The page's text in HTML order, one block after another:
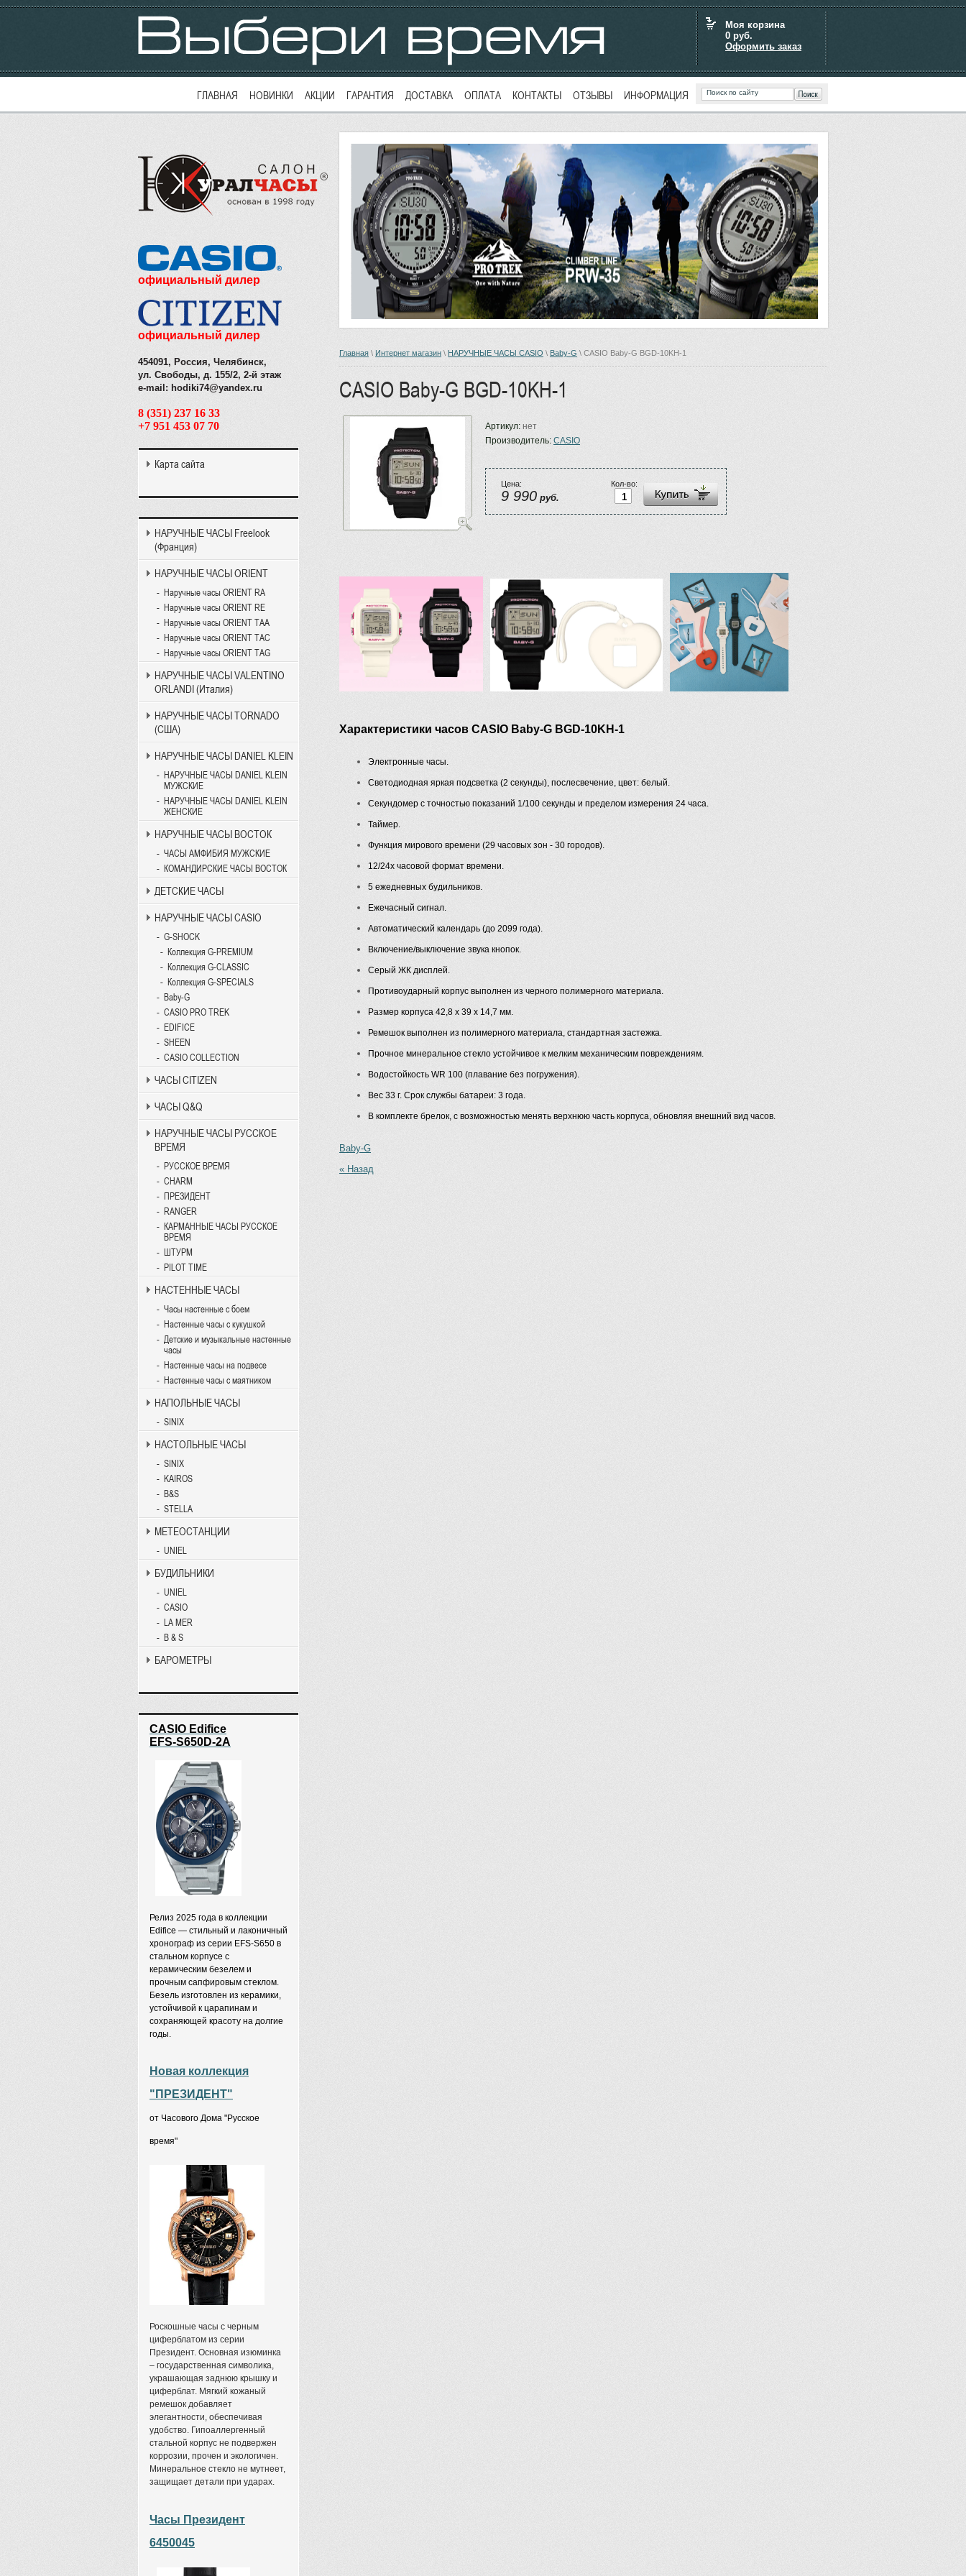
Моя корзина
0 руб.
Оформить заказ
ГЛАВНАЯ НОВИНКИ АКЦИИ ГАРАНТИЯ ДОСТАВКА ОПЛАТА КОНТАКТЫ ОТЗЫВЫ ИНФОРМАЦИЯ
Главная \ Интернет магазин \ НАРУЧНЫЕ ЧАСЫ CASIO \ Baby-G \ CASIO Baby-G BGD-10KH-1
CASIO Baby-G BGD-10KH-1
Артикул: нет
Производитель: CASIO
Кол-во:
Цена:
9 990 руб.
Характеристики часов CASIO Baby-G BGD-10KH-1
Электронные часы.
Светодиодная яркая подсветка (2 секунды), послесвечение, цвет: белый.
Секундомер с точностью показаний 1/100 секунды и пределом измерения 24 часа.
Таймер.
Функция мирового времени (29 часовых зон - 30 городов).
12/24х часовой формат времени.
5 ежедневных будильников.
Ежечасный сигнал.
Автоматический календарь (до 2099 года).
Включение/выключение звука кнопок.
Серый ЖК дисплей.
Противоударный корпус выполнен из черного полимерного материала.
Размер корпуса 42,8 x 39 x 14,7 мм.
Ремешок выполнен из полимерного материала, стандартная застежка.
Прочное минеральное стекло устойчивое к мелким механическим повреждениям.
Водостойкость WR 100 (плавание без погружения).
Вес 33 г. Срок службы батареи: 3 года.
В комплекте брелок, с возможностью менять верхнюю часть корпуса, обновляя внешний вид часов.
Baby-G
« Назад
официальный дилер
официальный дилер
454091, Россия, Челябинск,
ул. Свободы, д. 155/2, 2-й этаж
e-mail: hodiki74@yandex.ru
8 (351) 237 16 33
+7 951 453 07 70
Карта сайта
НАРУЧНЫЕ ЧАСЫ Freelook
(Франция)
НАРУЧНЫЕ ЧАСЫ ORIENT
Наручные часы ORIENT RA
Наручные часы ORIENT RE
Наручные часы ORIENT TAA
Наручные часы ORIENT TAC
Наручные часы ORIENT TAG
НАРУЧНЫЕ ЧАСЫ VALENTINO
ORLANDI (Италия)
НАРУЧНЫЕ ЧАСЫ TORNADO
(США)
НАРУЧНЫЕ ЧАСЫ DANIEL KLEIN
НАРУЧНЫЕ ЧАСЫ DANIEL KLEIN
МУЖСКИЕ
НАРУЧНЫЕ ЧАСЫ DANIEL KLEIN
ЖЕНСКИЕ
НАРУЧНЫЕ ЧАСЫ ВОСТОК
ЧАСЫ АМФИБИЯ МУЖСКИЕ
КОМАНДИРСКИЕ ЧАСЫ ВОСТОК
ДЕТСКИЕ ЧАСЫ
НАРУЧНЫЕ ЧАСЫ CASIO
G-SHOCK
Коллекция G-PREMIUM
Коллекция G-CLASSIC
Коллекция G-SPECIALS
Baby-G
CASIO PRO TREK
EDIFICE
SHEEN
CASIO COLLECTION
ЧАСЫ CITIZEN
ЧАСЫ Q&Q
НАРУЧНЫЕ ЧАСЫ РУССКОЕ
ВРЕМЯ
РУССКОЕ ВРЕМЯ
CHARM
ПРЕЗИДЕНТ
RANGER
КАРМАННЫЕ ЧАСЫ РУССКОЕ
ВРЕМЯ
ШТУРМ
PILOT TIME
НАСТЕННЫЕ ЧАСЫ
Часы настенные с боем
Настенные часы с кукушкой
Детские и музыкальные настенные
часы
Настенные часы на подвесе
Настенные часы с маятником
НАПОЛЬНЫЕ ЧАСЫ
SINIX
НАСТОЛЬНЫЕ ЧАСЫ
SINIX
KAIROS
B&S
STELLA
МЕТЕОСТАНЦИИ
UNIEL
БУДИЛЬНИКИ
UNIEL
CASIO
LA MER
B & S
БАРОМЕТРЫ
CASIO Edifice
EFS-S650D-2A
Релиз 2025 года в коллекции
Edifice — стильный и лаконичный
хронограф из серии EFS-S650 в
стальном корпусе с
керамическим безелем и
прочным сапфировым стеклом.
Безель изготовлен из керамики,
устойчивой к царапинам и
сохраняющей красоту на долгие
годы.
Новая коллекция
"ПРЕЗИДЕНТ"
от Часового Дома "Русское
время"
Роскошные часы с черным
циферблатом из серии
Президент. Основная изюминка
– государственная символика,
украшающая заднюю крышку и
циферблат. Мягкий кожаный
ремешок добавляет
элегантности, обеспечивая
удобство. Гипоаллергенный
стальной корпус не подвержен
коррозии, прочен и экологичен.
Минеральное стекло не мутнеет,
защищает детали при ударах.
Часы Президент
6450045